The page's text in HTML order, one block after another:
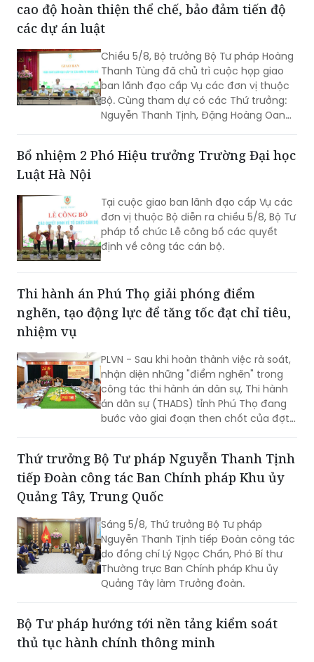
cao độ hoàn thiện thể chế, bảo đảm tiến độ
các dự án luật
Chiều 5/8, Bộ trưởng Bộ Tư pháp Hoàng
Thanh Tùng đã chủ trì cuộc họp giao
ban lãnh đạo cấp Vụ các đơn vị thuộc
Bộ. Cùng tham dự có các Thứ trưởng:
Nguyễn Thanh Tịnh, Đặng Hoàng Oanh,
Bổ nhiệm 2 Phó Hiệu trưởng Trường Đại học
Luật Hà Nội
Tại cuộc giao ban lãnh đạo cấp Vụ các
đơn vị thuộc Bộ diễn ra chiều 5/8, Bộ Tư
pháp tổ chức Lễ công bố các quyết
định về công tác cán bộ.
Thi hành án Phú Thọ giải phóng điểm
nghẽn, tạo động lực để tăng tốc đạt chỉ tiêu,
nhiệm vụ
PLVN - Sau khi hoàn thành việc rà soát,
nhận diện những "điểm nghẽn" trong
công tác thi hành án dân sự, Thi hành
án dân sự (THADS) tỉnh Phú Thọ đang
bước vào giai đoạn then chốt của đợt
động lực để tăng tốc hoàn thành các
chỉ tiêu, nhiệm vụ năm 2026.
Thứ trưởng Bộ Tư pháp Nguyễn Thanh Tịnh
tiếp Đoàn công tác Ban Chính pháp Khu ủy
Quảng Tây, Trung Quốc
Sáng 5/8, Thứ trưởng Bộ Tư pháp
Nguyễn Thanh Tịnh tiếp Đoàn công tác
do đồng chí Lý Ngọc Chấn, Phó Bí thư
Thường trực Ban Chính pháp Khu ủy
Quảng Tây làm Trưởng đoàn.
Bộ Tư pháp hướng tới nền tảng kiểm soát
thủ tục hành chính thông minh